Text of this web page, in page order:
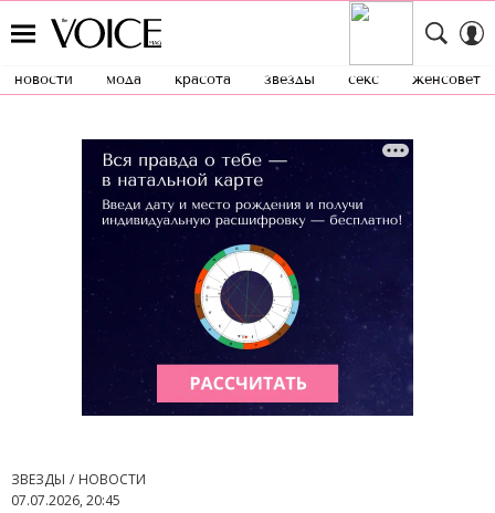
новости мода красота звезды секс женсовет
ЗВЕЗДЫ
НОВОСТИ
07.07.2026, 20:45